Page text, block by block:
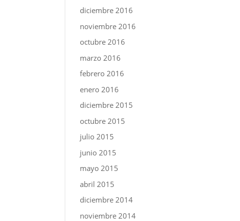
diciembre 2016
noviembre 2016
octubre 2016
marzo 2016
febrero 2016
enero 2016
diciembre 2015
octubre 2015
julio 2015
junio 2015
mayo 2015
abril 2015
diciembre 2014
noviembre 2014